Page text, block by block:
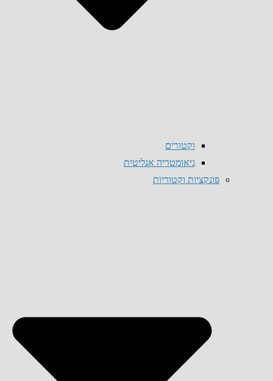
וקטורים
גיאומטריה אנליטית
פונקציות וקטוריות